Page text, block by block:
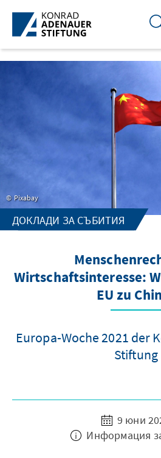
Skip to Main Content
Pixabay
ДОКЛАДИ ЗА СЪБИТИЯ
Wirtschaftsinteresse:
EU zu
Europa-Woche 2021 der
Stiftung
9 юни
Информация